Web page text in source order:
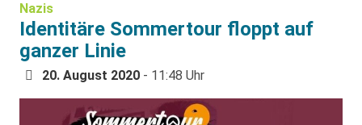
Nazis
Identitäre Sommertour floppt auf
ganzer Linie
20. August 2020 - 11:48 Uhr